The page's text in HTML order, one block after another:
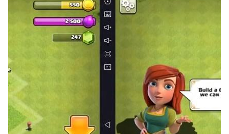
마이크 사용 권한 승인이 필요합니다.
2. 카페 동영상 녹화 기능이 존재하며, 해당 기능 사용 시, 마
이크 사용 권한 승인이 필요합니다.
C. 카메라
1. 카페 동영상 녹화 기능이 존재하며, 해당 기능 사용 시, 카
메라 사용 권한 승인이 필요합니다.
2. 앱내 AR기능이 존재하며, 해당 기능 사용 시, 카메라 사
용 권한 승인이 필요합니다.